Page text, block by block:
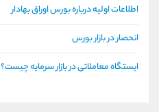
اطلاعات اولیه درباره بورس اوراق بهادار
انحصار در بازار بورس
ایستگاه معاملاتی در بازار سرمایه چیست؟